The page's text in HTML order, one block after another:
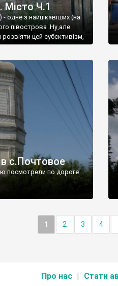
Місто Ч.1
одне з найцікавіших (на
півострова .Ну,але
цей субєктивізм,
с.Почтовое
посмотрели по дороге
1 2 3 4
Про нас Стати